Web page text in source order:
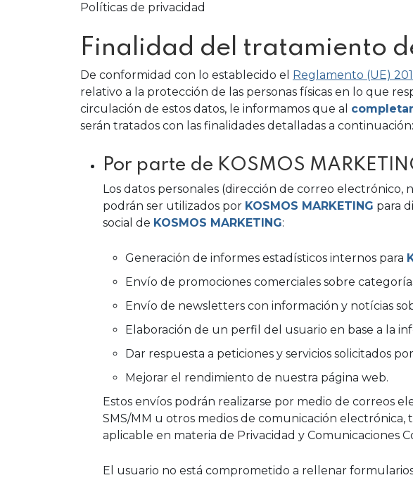
Políticas de privacidad
Finalidad del tratamiento
De conformidad con lo establecido el Reglamento (UE)
relativo a la protección de las personas físicas en lo que
circulación de estos datos, le informamos que al
serán tratados con las finalidades detalladas a continuación:
Por parte de KOSMOS
Los datos personales (dirección de correo
podrán ser utilizados por KOSMOS MARKETING para
social de KOSMOS MARKETING:
Generación de informes estadísticos internos para
Envío de promociones comerciales sobre
Envío de newsletters con información y notícias
Elaboración de un perfil del usuario en base a la
Dar respuesta a peticiones y servicios solicitados
Mejorar el rendimiento de nuestra página web.
Estos envíos podrán realizarse por medio de correos
SMS/MM u otros medios de comunicación
aplicable en materia de Privacidad y Comunicaciones
El usuario no está comprometido a rellenar